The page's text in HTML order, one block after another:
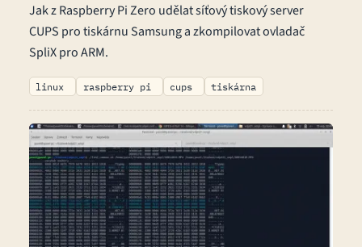
Jak z Raspberry Pi Zero udělat síťový tiskový server
CUPS pro tiskárnu Samsung a zkompilovat ovladač
SpliX pro ARM.
linux raspberry pi cups tiskárna